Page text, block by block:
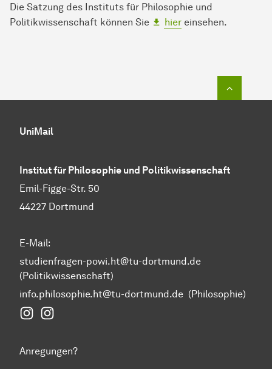
Die Satzung des Instituts für Philosophie und
Politikwissenschaft können Sie
hier einsehen.
UniMail
Institut für Philosophie und Politikwissenschaft
Emil-Figge-Str. 50
44227 Dortmund
E-Mail:
studienfragen-powi.ht@tu-dortmund.de
(Politikwissenschaft)
info.philosophie.ht@tu-dortmund.de (Philosophie)
Instagram Fakultät Humanwissenschaften und
Anregungen?